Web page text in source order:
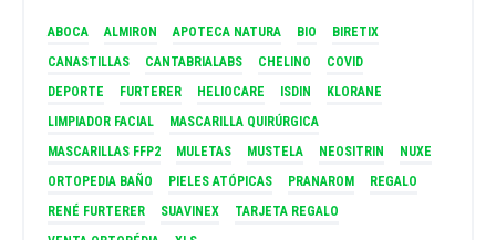
ABOCA ALMIRON APOTECA NATURA BIO
BIRETIX
CANASTILLAS
CANTABRIALABS CHELINO
COVID
DEPORTE
FURTERER HELIOCARE ISDIN
KLORANE
LIMPIADOR FACIAL
MASCARILLA QUIRÚRGICA
MASCARILLAS FFP2
MULETAS MUSTELA NEOSITRIN
NUXE
ORTOPEDIA BAÑO
PIELES ATÓPICAS PRANAROM
REGALO
RENÉ FURTERER
SUAVINEX
TARJETA REGALO